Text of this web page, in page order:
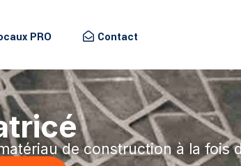
PRO Contact
de construction à la fois